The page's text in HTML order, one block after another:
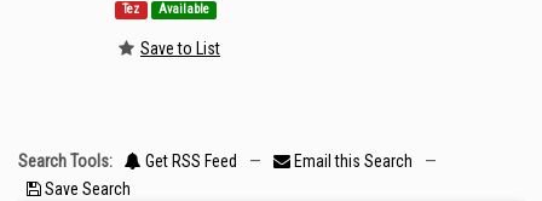
Tez Available
Save to List
Search Tools: Get RSS Feed — Email this Search
—
Save Search